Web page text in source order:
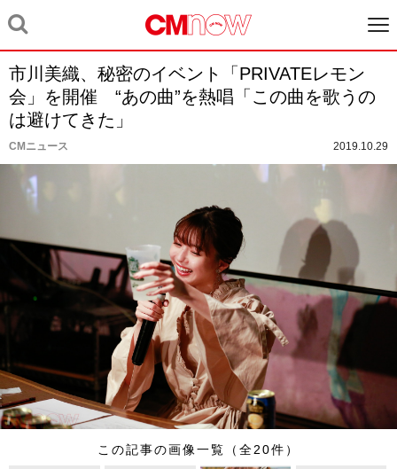
市川美織、秘密のイベント「PRIVATEレモン
会」を開催 “あの曲”を熱唱「この曲を歌うの
は避けてきた」
CMニュース 2019.10.29
この記事の画像一覧（全20件）